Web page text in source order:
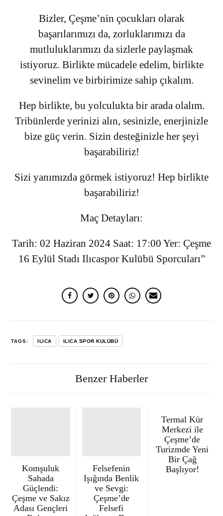
Bizler, Çeşme’nin çocukları olarak
başarılarımızı da, zorluklarımızı da
mutluluklarımızı da sizlerle paylaşmak
istiyoruz. Birlikte mücadele edelim, birlikte
sevinelim ve birbirimize sahip çıkalım.
Hep birlikte, bu yolculukta bir arada olalım.
Tribünlerde yerinizi alın, sesinizle, enerjinizle
bize güç verin. Sizin desteğinizle her şeyi
başarabiliriz!
Sizi yanımızda görmek istiyoruz! Hep birlikte
başarabiliriz!
Maç Detayları:
Tarih: 02 Haziran 2024 Saat: 17:00 Yer: Çeşme
16 Eylül StadıIlıcaspor Kulübü Sporcuları”
TAGS: ILICA ILICA SPOR KULÜBÜ
Benzer Haberler
Komşuluk
Sahada
Güçlendi:
Çeşme ve Sakız
Adası Gençleri
Felsefenin
Işığında Benlik
ve Sevgi:
Çeşme’de
Felsefi
Termal Kür
Merkezi ile
Çeşme’de
Turizmde Yeni
Bir Çağ
Başlıyor!